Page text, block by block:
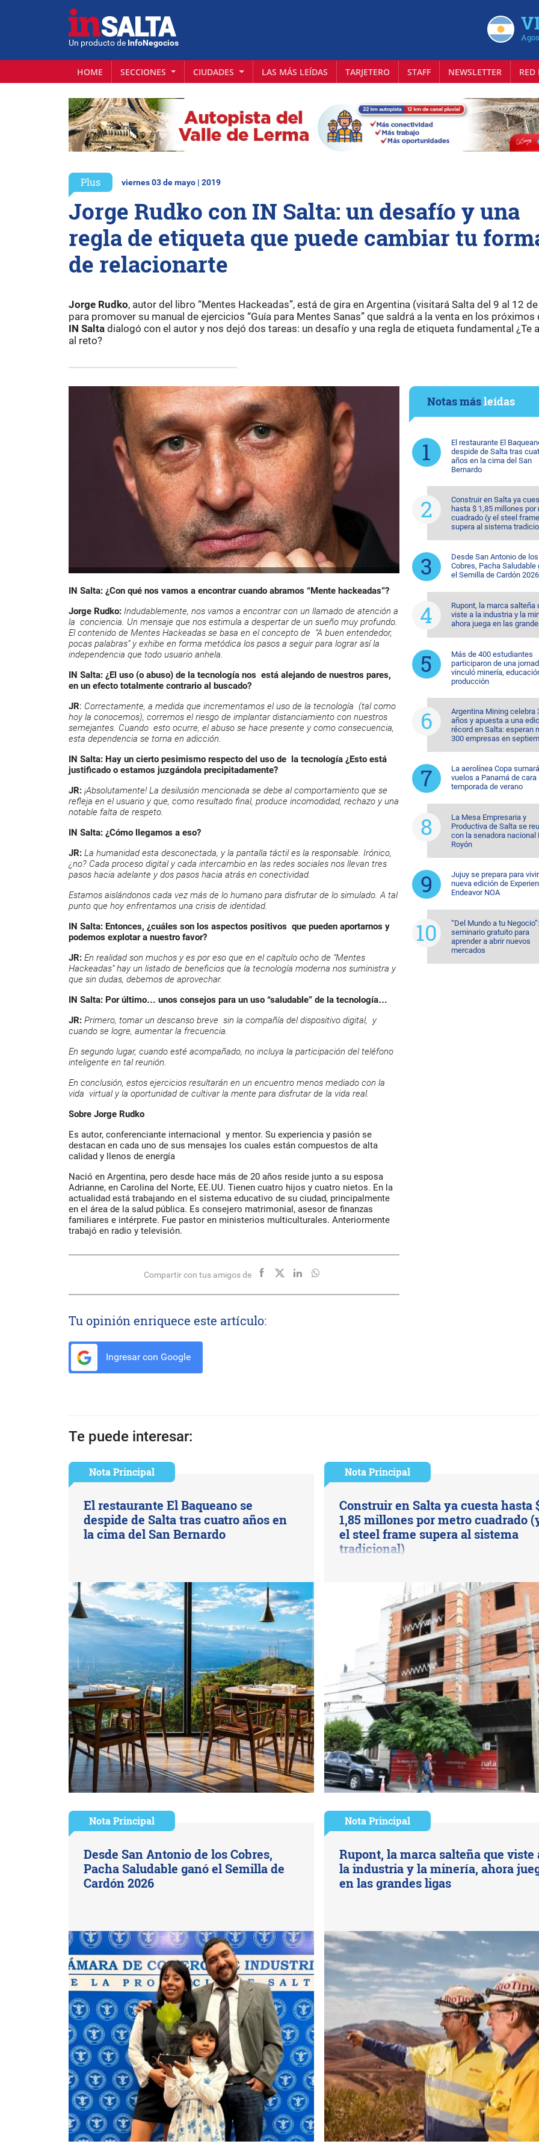
Un producto de InfoNegocios
HOME SECCIONES CIUDADES LAS MÁS LEÍDAS TARJETERO STAFF NEWSLETTER
Plus viernes 03 de mayo | 2019
Jorge Rudko con IN Salta: un desafío y una
regla de etiqueta que puede cambiar tu
de relacionarte
Jorge Rudko, autor del libro “Mentes Hackeadas”, está de gira en Argentina (visitará Salta del 9 al 12
para promover su manual de ejercicios “Guía para Mentes Sanas” que saldrá a la venta en los próximos
IN Salta dialogó con el autor y nos dejó dos tareas: un desafío y una regla de etiqueta fundamental ¿Te
al reto?
IN Salta: ¿Con qué nos vamos a encontrar cuando abramos “Mente hackeadas”?
Jorge Rudko: Indudablemente, nos vamos a encontrar con un llamado de atención a
la conciencia. Un mensaje que nos estimula a despertar de un sueño muy profundo.
El contenido de Mentes Hackeadas se basa en el concepto de “A buen entendedor,
pocas palabras” y exhibe en forma metódica los pasos a seguir para lograr así la
independencia que todo usuario anhela.
IN Salta: ¿El uso (o abuso) de la tecnología nos está alejando de nuestros pares,
en un efecto totalmente contrario al buscado?
JR: Correctamente, a medida que incrementamos el uso de la tecnología (tal como
hoy la conocemos), corremos el riesgo de implantar distanciamiento con nuestros
semejantes. Cuando esto ocurre, el abuso se hace presente y como consecuencia,
esta dependencia se torna en adicción.
IN Salta: Hay un cierto pesimismo respecto del uso de la tecnología ¿Esto está
justificado o estamos juzgándola precipitadamente?
JR: ¡Absolutamente! La desilusión mencionada se debe al comportamiento que se
refleja en el usuario y que, como resultado final, produce incomodidad, rechazo y una
notable falta de respeto.
IN Salta: ¿Cómo llegamos a eso?
JR: La humanidad esta desconectada, y la pantalla táctil es la responsable. Irónico,
¿no? Cada proceso digital y cada intercambio en las redes sociales nos llevan tres
pasos hacia adelante y dos pasos hacia atrás en conectividad.
Estamos aislándonos cada vez más de lo humano para disfrutar de lo simulado. A tal
punto que hoy enfrentamos una crisis de identidad.
IN Salta: Entonces, ¿cuáles son los aspectos positivos que pueden aportarnos y
podemos explotar a nuestro favor?
JR: En realidad son muchos y es por eso que en el capítulo ocho de “Mentes
Hackeadas” hay un listado de beneficios que la tecnología moderna nos suministra y
que sin dudas, debemos de aprovechar.
IN Salta: Por último… unos consejos para un uso “saludable” de la tecnología…
JR: Primero, tomar un descanso breve sin la compañía del dispositivo digital, y
cuando se logre, aumentar la frecuencia.
En segundo lugar, cuando esté acompañado, no incluya la participación del teléfono
inteligente en tal reunión.
En conclusión, estos ejercicios resultarán en un encuentro menos mediado con la
vida virtual y la oportunidad de cultivar la mente para disfrutar de la vida real.
Sobre Jorge Rudko
Es autor, conferenciante internacional y mentor. Su experiencia y pasión se
destacan en cada uno de sus mensajes los cuales están compuestos de alta
calidad y llenos de energía
Nació en Argentina, pero desde hace más de 20 años reside junto a su esposa
Adrianne, en Carolina del Norte, EE.UU. Tienen cuatro hijos y cuatro nietos. En la
actualidad está trabajando en el sistema educativo de su ciudad, principalmente
en el área de la salud pública. Es consejero matrimonial, asesor de finanzas
familiares e intérprete. Fue pastor en ministerios multiculturales. Anteriormente
trabajó en radio y televisión.
Compartir con tus amigos de
Tu opinión enriquece este artículo:
Ingresar con Google
Notas másleídas
El restaurante El
despide de Salta tras
años en la cima del San
Bernardo
Construir en Salta ya
hasta $ 1,85 millones por
cuadrado (y el steel frame
supera al sistema
Desde San Antonio de los
Cobres, Pacha Saludable
el Semilla de Cardón 2026
Rupont, la marca salteña
viste a la industria y la
ahora juega en las
Más de 400 estudiantes
participaron de una
vinculó minería,
producción
Argentina Mining celebra
años y apuesta a una
récord en Salta: esperan
300 empresas en
La aerolínea Copa sumará
vuelos a Panamá de cara
temporada de verano
La Mesa Empresaria y
Productiva de Salta se
con la senadora nacional
Royón
Jujuy se prepara para
nueva edición de
Endeavor NOA
“Del Mundo a tu
seminario gratuito para
aprender a abrir nuevos
mercados
Te puede interesar:
Nota Principal
El restaurante El Baqueano se
despide de Salta tras cuatro años en
la cima del San Bernardo
Nota Principal
Construir en Salta ya cuesta hasta
1,85 millones por metro cuadrado
el steel frame supera al sistema
tradicional)
Nota Principal
Desde San Antonio de los Cobres,
Pacha Saludable ganó el Semilla de
Cardón 2026
Nota Principal
Rupont, la marca salteña que viste
la industria y la minería, ahora
en las grandes ligas